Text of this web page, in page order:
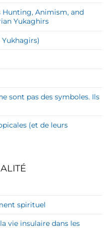
Hunting, Animism, and
Yukaghirs
sont pas des symboles. Ils
(et de leurs
spirituel
vie insulaire dans les